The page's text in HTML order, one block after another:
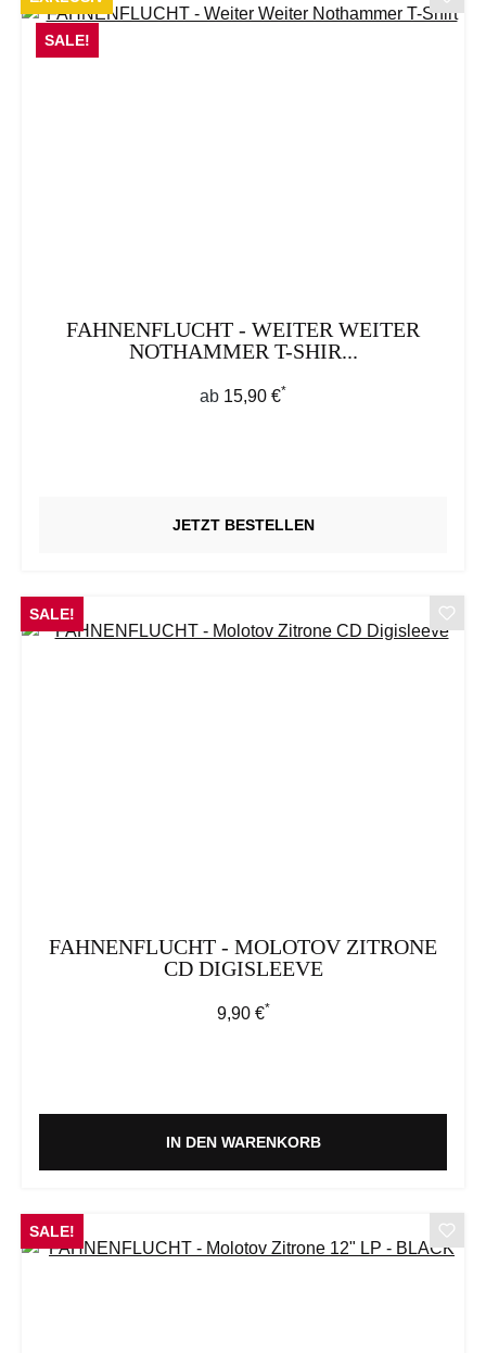
SALE!
FAHNENFLUCHT - WEITER WEITER
NOTHAMMER T-SHIR...
Regulärer Preis:
ab 15,90 €*
JETZT BESTELLEN
SALE!
FAHNENFLUCHT - MOLOTOV ZITRONE
CD DIGISLEEVE
Regulärer Preis:
9,90 €*
IN DEN WARENKORB
SALE!